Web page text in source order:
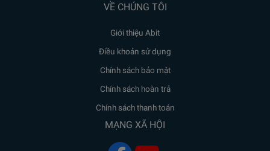
VỀ CHÚNG TÔI
Giới thiệu Abit
Điều khoản sử dụng
Chính sách bảo mật
Chính sách hoàn trả
Chính sách thanh toán
MẠNG XÃ HỘI